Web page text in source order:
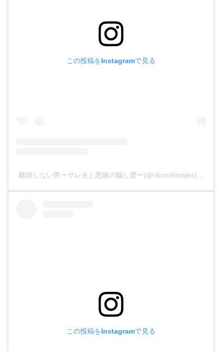
この投稿をInstagramで見る
離婚しない男ーサレ夫と悪嫁の騙し愛ー(@rikonshinaiex)がシェ
この投稿をInstagramで見る